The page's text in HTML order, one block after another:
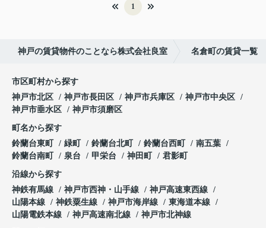
1
神戸の賃貸物件のことなら株式会社良室 名倉町の賃貸一覧
市区町村から探す
神戸市北区
神戸市長田区 神戸市兵庫区
神戸市中央区
神戸市垂水区
神戸市須磨区
町名から探す
鈴蘭台東町
緑町 鈴蘭台北町 鈴蘭台西町
南五葉
鈴蘭台南町
泉台 甲栄台 神田町 君影町
沿線から探す
神鉄有馬線
神戸市西神・山手線
神戸高速東西線
山陽本線
神鉄粟生線 神戸市海岸線
東海道本線
山陽電鉄本線
神戸高速南北線 神戸市北神線